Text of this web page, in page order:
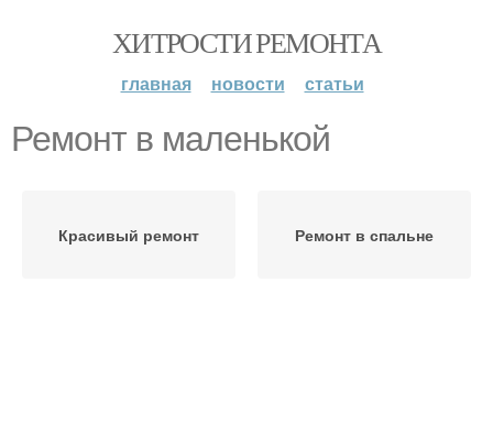
ХИТРОСТИ РЕМОНТА
главная новости статьи
Ремонт в маленькой
Красивый ремонт Ремонт в спальне